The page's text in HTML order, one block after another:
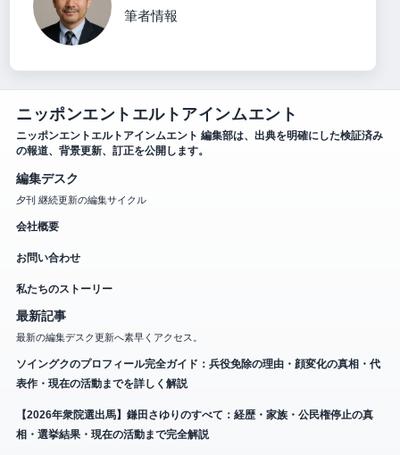
筆者情報
ニッポンエントエルトアインムエント
ニッポンエントエルトアインムエント 編集部は、出典を明確にした検証済み
の報道、背景更新、訂正を公開します。
編集デスク
夕刊 継続更新の編集サイクル
会社概要
お問い合わせ
私たちのストーリー
最新記事
最新の編集デスク更新へ素早くアクセス。
ソイングクのプロフィール完全ガイド：兵役免除の理由・顔変化の真相・代
表作・現在の活動までを詳しく解説
【2026年衆院選出馬】鎌田さゆりのすべて：経歴・家族・公民権停止の真
相・選挙結果・現在の活動まで完全解説